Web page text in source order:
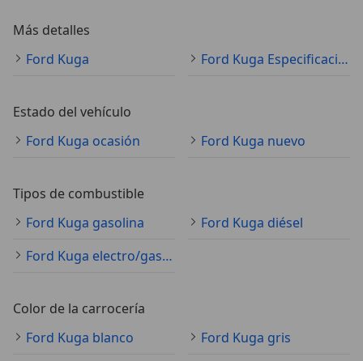
Más detalles
Ford Kuga
Ford Kuga Especificaciones técnicas
Estado del vehículo
Ford Kuga ocasión
Ford Kuga nuevo
Tipos de combustible
Ford Kuga gasolina
Ford Kuga diésel
Ford Kuga electro/gasolina
Color de la carrocería
Ford Kuga blanco
Ford Kuga gris